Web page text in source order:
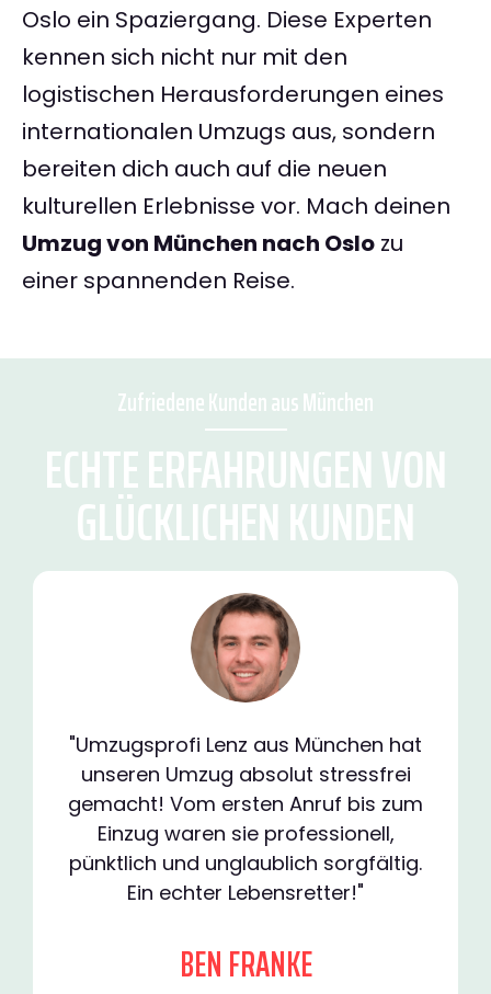
Oslo ein Spaziergang. Diese Experten
kennen sich nicht nur mit den
logistischen Herausforderungen eines
internationalen Umzugs aus, sondern
bereiten dich auch auf die neuen
kulturellen Erlebnisse vor. Mach deinen
Umzug von München nach Oslo zu
einer spannenden Reise.
Zufriedene Kunden aus München
ECHTE ERFAHRUNGEN VON
GLÜCKLICHEN KUNDEN
"Umzugsprofi Lenz aus München hat
unseren Umzug absolut stressfrei
gemacht! Vom ersten Anruf bis zum
Einzug waren sie professionell,
pünktlich und unglaublich sorgfältig.
Ein echter Lebensretter!"
BEN FRANKE